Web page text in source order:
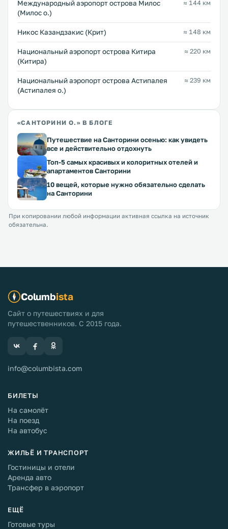
Междунарoдный аэропорт острова Милос
(Милос о.)
≈ 144 км
Никос Казандзакис (Крит) ≈ 148 км
Национальный аэропорт острова Китира
(Китира)
≈ 220 км
Национальный аэропорт острова Астипалея
(Астипалея о.)
≈ 239 км
«САНТОРИНИ О.» В БЛОГЕ
Путешествие на Санторини осенью: как увидеть
все и действительно отдохнуть
Топ-5 самых красивых и колоритных отелей и
апартаментов Санторини
10 вещей, которые нужно обязательно сделать
на Санторини
При копировании любой информации активная ссылка на источник
обязательна.
Columbista
Сайт о путешествиях и для
путешественников. С 2015 года.
info@columbista.com
БИЛЕТЫ
На самолёт
На поезд
На автобус
ЖИЛЬЁ И ТРАНСПОРТ
Гостиницы и отели
Аренда авто
Трансфер в аэропорт
ЕЩЁ
Готовые туры